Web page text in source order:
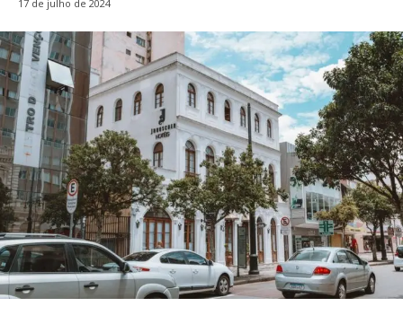
17 de julho de 2024